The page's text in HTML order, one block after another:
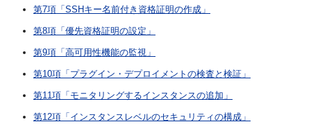
第7項「SSHキー名前付き資格証明の作成」
第8項「優先資格証明の設定」
第9項「高可用性機能の監視」
第10項「プラグイン・デプロイメントの検査と検証」
第11項「モニタリングするインスタンスの追加」
第12項「インスタンスレベルのセキュリティの構成」